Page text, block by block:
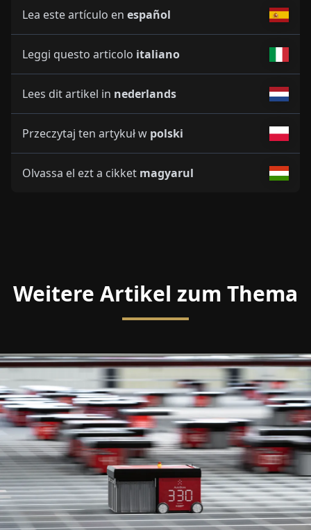
Lea este artículo en español
Leggi questo articolo italiano
Lees dit artikel in nederlands
Przeczytaj ten artykuł w polski
Olvassa el ezt a cikket magyarul
Weitere Artikel zum Thema